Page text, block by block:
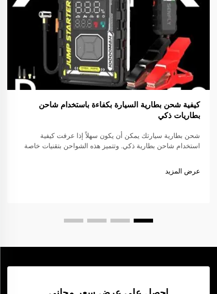
كيفية شحن بطارية السيارة بكفاءة باستخدام شاحن
بطاريات ذكي
شحن بطارية سيارتك يمكن أن يكون سهلاً إذا عرفت كيفية
استخدام شاحن بطارية ذكي. وتتميز هذه الشواحن بتقنيات خاصة
البطاريات الذكية...
عرض المزيد